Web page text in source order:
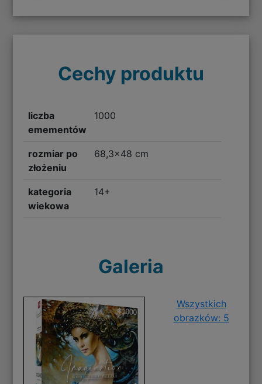
Cechy produktu
liczba
emementów
1000
rozmiar po
złożeniu
68,3x48 cm
kategoria
wiekowa
14+
Galeria
Wszystkich
obrazków: 5